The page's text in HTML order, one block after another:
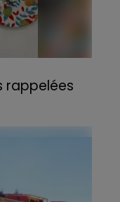
rappelées